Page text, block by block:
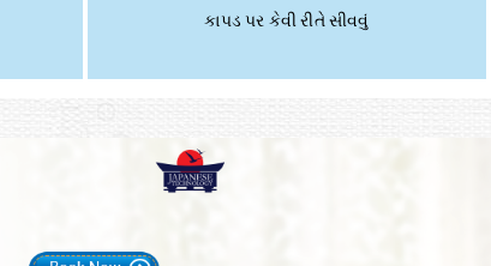
કાપડ પર કેવી રીતે સીવવું